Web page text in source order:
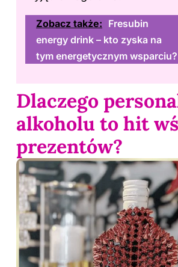
Zobacz także: Fresubin
energy drink – kto zyska na
tym energetycznym wsparciu?
Dlaczego
alkoholu to hit
prezentów?